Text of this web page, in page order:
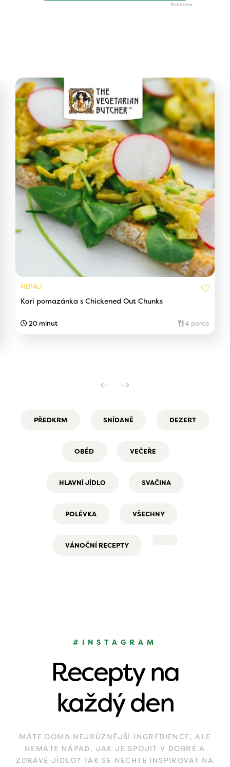
NEPÁLÍ
Kari pomazánka s Chickened Out Chunks
20 minut 4 porce
PŘEDKRM SNÍDANĚ DEZERT
OBĚD VEČEŘE
HLAVNÍ JÍDLO SVAČINA
POLÉVKA VŠECHNY
VÁNOČNÍ RECEPTY
#INSTAGRAM
Recepty na
každý den
MÁTE DOMA NEJRŮZNĚJŠÍ INGREDIENCE, ALE
NEMÁTE NÁPAD, JAK JE SPOJIT V DOBRÉ A
ZDRAVÉ JÍDLO? TAK SE NECHTE INSPIROVAT NA